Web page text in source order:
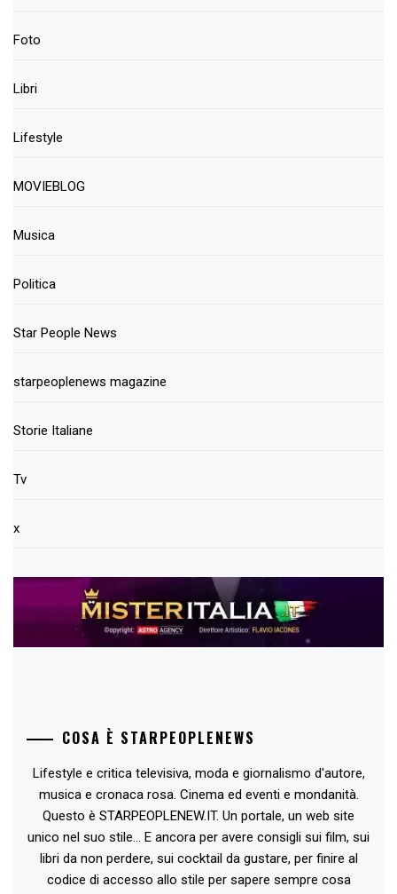
Foto
Libri
Lifestyle
MOVIEBLOG
Musica
Politica
Star People News
starpeoplenews magazine
Storie Italiane
Tv
x
COSA È STARPEOPLENEWS
Lifestyle e critica televisiva, moda e giornalismo d'autore,
musica e cronaca rosa. Cinema ed eventi e mondanità.
Questo è STARPEOPLENEW.IT. Un portale, un web site
unico nel suo stile... E ancora per avere consigli sui film, sui
libri da non perdere, sui cocktail da gustare, per finire al
codice di accesso allo stile per sapere sempre cosa